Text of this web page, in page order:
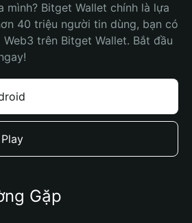
mình? Bitget Wallet chính là lựa
40 triệu người tin dùng, bạn có
trên Bitget Wallet. Bắt đầu
Gặp